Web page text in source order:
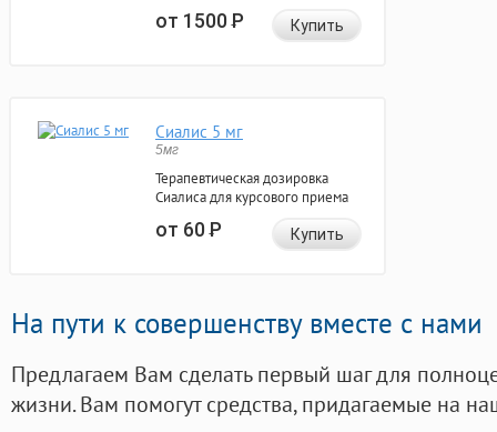
от 1500Р Купить
Сиалис 5 мг
5мг
Терапевтическая дозировка
Сиалиса для курсового приема
от 60Р Купить
На пути к совершенству вместе с нами
Предлагаем Вам сделать первый шаг для
жизни. Вам помогут средства, придагаемые на